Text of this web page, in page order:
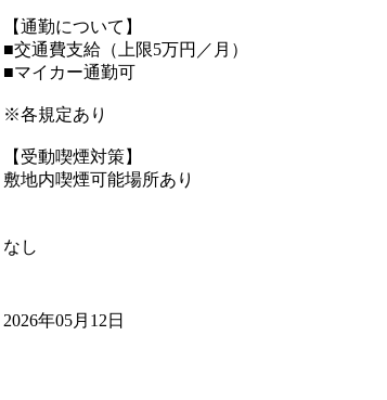
【通勤について】
■交通費支給（上限5万円／月）
■マイカー通勤可
※各規定あり
【受動喫煙対策】
敷地内喫煙可能場所あり
なし
2026年05月12日